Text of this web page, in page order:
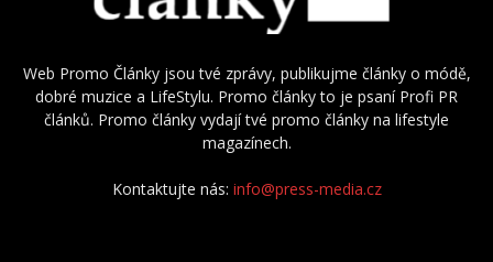
Web Promo Články jsou tvé zprávy, publikujme články o módě,
dobré muzice a LifeStylu. Promo články to je psaní Profi PR
článků. Promo články vydají tvé promo články na lifestyle
magazínech.
Kontaktujte nás: info@press-media.cz